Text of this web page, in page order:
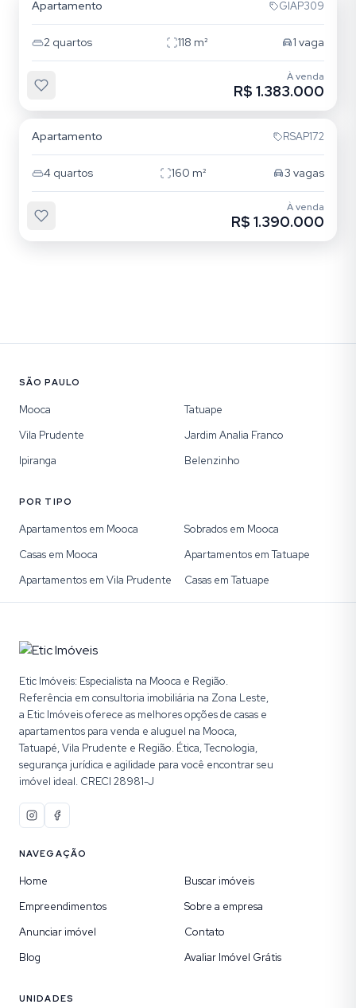
Apartamento GIAP309
2 quartos 118 m² 1 vaga
À venda
R$ 1.383.000
Apartamento RSAP172
4 quartos 160 m² 3 vagas
À venda
R$ 1.390.000
SÃO PAULO
Mooca
Tatuape
Vila Prudente
Jardim Analia Franco
Ipiranga
Belenzinho
POR TIPO
Apartamentos em Mooca
Sobrados em Mooca
Casas em Mooca
Apartamentos em Tatuape
Apartamentos em Vila Prudente
Casas em Tatuape
Etic Imóveis: Especialista na Mooca e Região.
Referência em consultoria imobiliária na Zona Leste,
a Etic Imóveis oferece as melhores opções de casas e
apartamentos para venda e aluguel na Mooca,
Tatuapé, Vila Prudente e Região. Ética, Tecnologia,
segurança jurídica e agilidade para você encontrar seu
imóvel ideal. CRECI 28981-J
NAVEGAÇÃO
Home
Buscar imóveis
Empreendimentos
Sobre a empresa
Anunciar imóvel
Contato
Blog
Avaliar Imóvel Grátis
UNIDADES